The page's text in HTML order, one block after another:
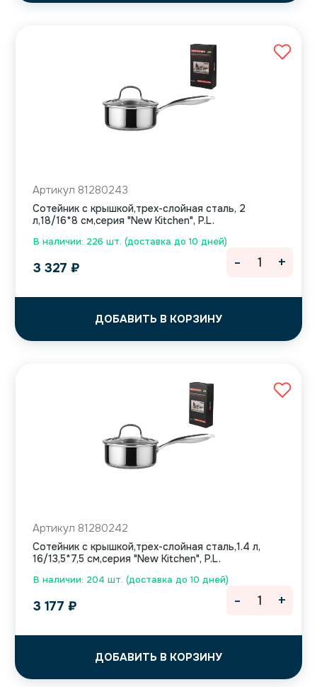
В наличии: 226 шт. (доставка до 10 дней)
Артикул 81280243
Сотейник с крышкой,трех-слойная сталь, 2
л,18/16*8 см,серия "New Kitchen", P.L.
3 327 ₽
ДОБАВИТЬ В КОРЗИНУ
- +
В наличии: 204 шт. (доставка до 10 дней)
Артикул 81280242
Сотейник с крышкой,трех-слойная сталь,1.4 л,
16/13,5*7,5 см,серия "New Kitchen", P.L.
3 177 ₽
ДОБАВИТЬ В КОРЗИНУ
- +